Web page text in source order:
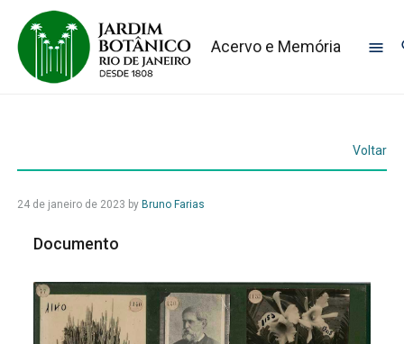
Acervo e Memória
Voltar
24 de janeiro de 2023 by Bruno Farias
Documento